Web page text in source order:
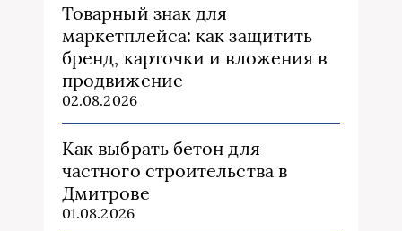
Товарный знак для
маркетплейса: как защитить
бренд, карточки и вложения в
продвижение
02.08.2026
Как выбрать бетон для
частного строительства в
Дмитрове
01.08.2026